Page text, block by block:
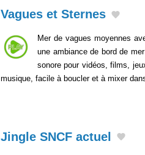
Vagues et Sternes
Mer de vagues moyennes
une ambiance de bord de
sonore pour vidéos, films,
musique, facile à boucler et à mixer
Jingle SNCF actuel